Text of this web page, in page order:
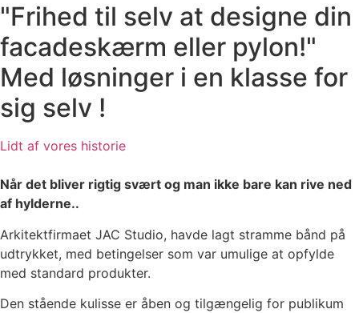
"Frihed til selv at designe din
facadeskærm eller pylon!"
Med løsninger i en klasse for
sig selv !​
Lidt af vores historie
Når det bliver rigtig svært og man ikke bare kan rive ned
af hylderne..
Arkitektfirmaet JAC Studio, havde lagt stramme bånd på
udtrykket, med betingelser som var umulige at opfylde
med standard produkter.
Den stående kulisse er åben og tilgængelig for publikum